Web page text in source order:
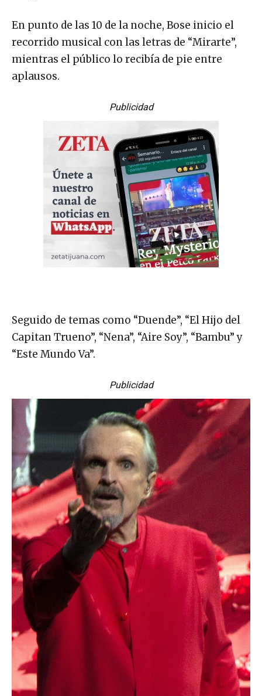
En punto de las 10 de la noche, Bose inicio el
recorrido musical con las letras de “Mirarte”,
mientras el público lo recibía de pie entre
aplausos.
Publicidad
Seguido de temas como “Duende”, “El Hijo del
Capitan Trueno”, “Nena”, “Aire Soy”, “Bambu” y
“Este Mundo Va”.
Publicidad